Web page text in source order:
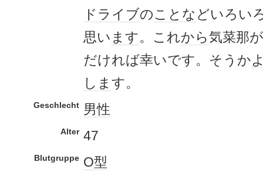
ドライブのことな どいろい
思い ます。これから気菜那
だければ幸いです。そうか
しま す。
Geschlecht 男性
Alter 47
Blutgruppe O型